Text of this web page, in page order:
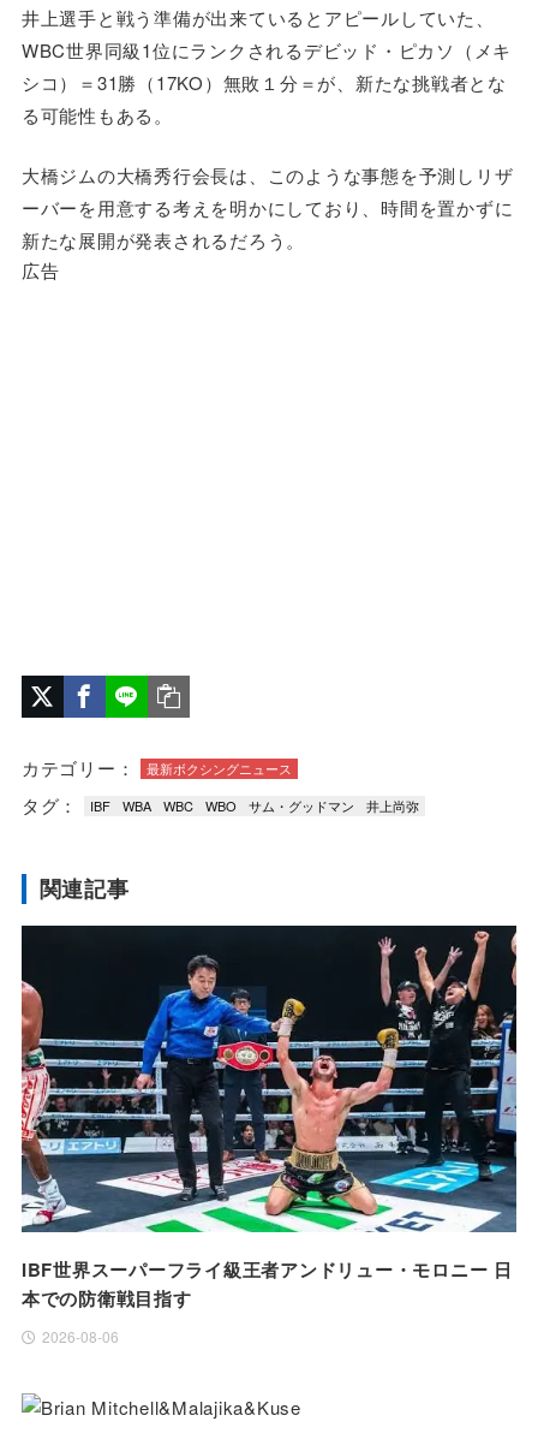
井上選手と戦う準備が出来ているとアピールしていた、
WBC世界同級1位にランクされるデビッド・ピカソ（メキ
シコ）＝31勝（17KO）無敗１分＝が、新たな挑戦者とな
る可能性もある。
大橋ジムの大橋秀行会長は、このような事態を予測しリザ
ーバーを用意する考えを明かにしており、時間を置かずに
新たな展開が発表されるだろう。
広告
カテゴリー： 最新ボクシングニュース
タグ： IBF WBA WBC WBO サム・グッドマン 井上尚弥
関連記事
IBF世界スーパーフライ級王者アンドリュー・モロニー 日
本での防衛戦目指す
2026-08-06